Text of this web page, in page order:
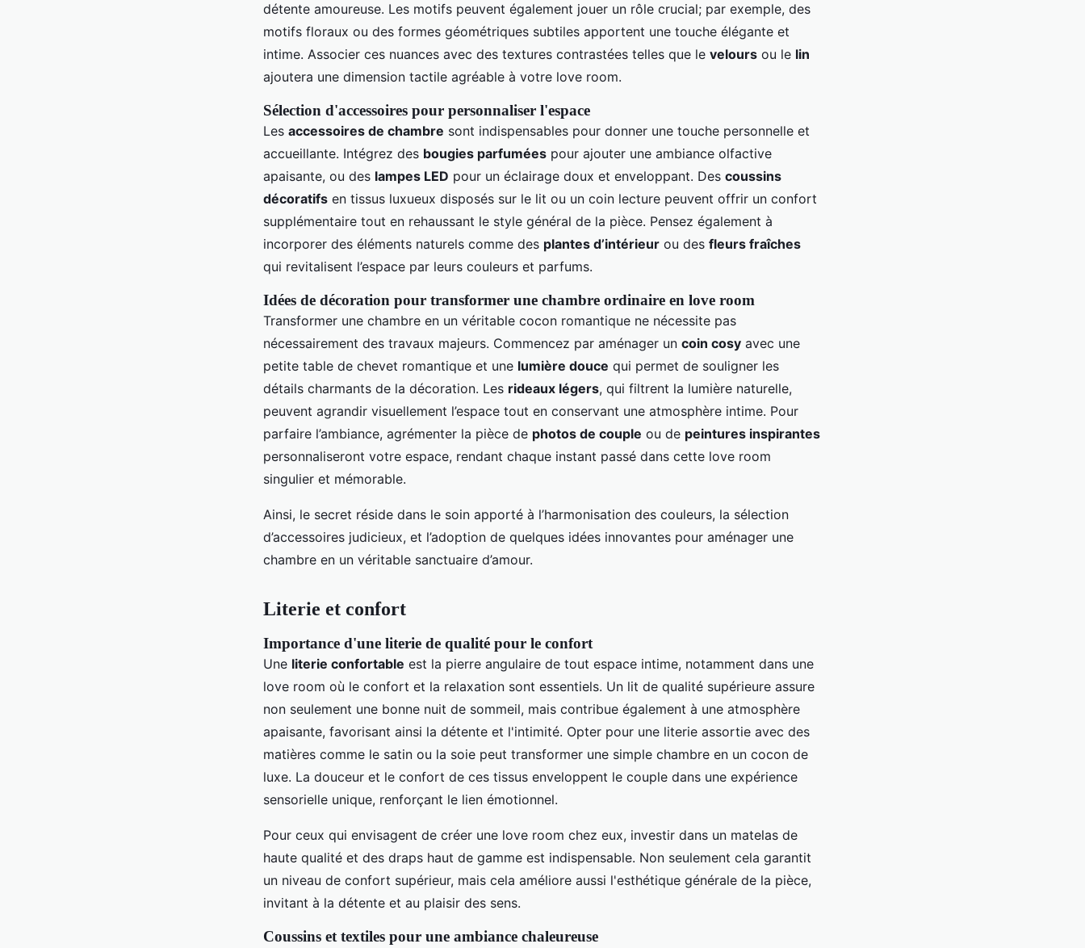
détente amoureuse. Les motifs peuvent également jouer un rôle crucial; par exemple, des
motifs floraux ou des formes géométriques subtiles apportent une touche élégante et
intime. Associer ces nuances avec des textures contrastées telles que le velours ou le lin
ajoutera une dimension tactile agréable à votre love room.
Sélection d'accessoires pour personnaliser l'espace
Les accessoires de chambre sont indispensables pour donner une touche personnelle et
accueillante. Intégrez des bougies parfumées pour ajouter une ambiance olfactive
apaisante, ou des lampes LED pour un éclairage doux et enveloppant. Des coussins
décoratifs en tissus luxueux disposés sur le lit ou un coin lecture peuvent offrir un confort
supplémentaire tout en rehaussant le style général de la pièce. Pensez également à
incorporer des éléments naturels comme des plantes d’intérieur ou des fleurs fraîches
qui revitalisent l’espace par leurs couleurs et parfums.
Idées de décoration pour transformer une chambre ordinaire en love room
Transformer une chambre en un véritable cocon romantique ne nécessite pas
nécessairement des travaux majeurs. Commencez par aménager un coin cosy avec une
petite table de chevet romantique et une lumière douce qui permet de souligner les
détails charmants de la décoration. Les rideaux légers, qui filtrent la lumière naturelle,
peuvent agrandir visuellement l’espace tout en conservant une atmosphère intime. Pour
parfaire l’ambiance, agrémenter la pièce de photos de couple ou de peintures inspirantes
personnaliseront votre espace, rendant chaque instant passé dans cette love room
singulier et mémorable.
Ainsi, le secret réside dans le soin apporté à l’harmonisation des couleurs, la sélection
d’accessoires judicieux, et l’adoption de quelques idées innovantes pour aménager une
chambre en un véritable sanctuaire d’amour.
Literie et confort
Importance d'une literie de qualité pour le confort
Une literie confortable est la pierre angulaire de tout espace intime, notamment dans une
love room où le confort et la relaxation sont essentiels. Un lit de qualité supérieure assure
non seulement une bonne nuit de sommeil, mais contribue également à une atmosphère
apaisante, favorisant ainsi la détente et l'intimité. Opter pour une literie assortie avec des
matières comme le satin ou la soie peut transformer une simple chambre en un cocon de
luxe. La douceur et le confort de ces tissus enveloppent le couple dans une expérience
sensorielle unique, renforçant le lien émotionnel.
Pour ceux qui envisagent de créer une love room chez eux, investir dans un matelas de
haute qualité et des draps haut de gamme est indispensable. Non seulement cela garantit
un niveau de confort supérieur, mais cela améliore aussi l'esthétique générale de la pièce,
invitant à la détente et au plaisir des sens.
Coussins et textiles pour une ambiance chaleureuse